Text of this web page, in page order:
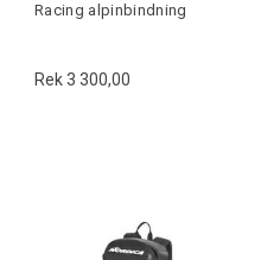
Racing alpinbindning
Rek 3 300,00